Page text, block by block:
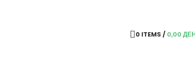
0 ITEMS / 0,00